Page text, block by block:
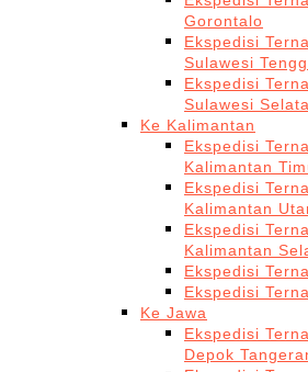
Gorontalo
Ekspedisi
Sulawesi
Ekspedisi
Sulawesi
Ke Kalimantan
Ekspedisi
Kalimantan
Ekspedisi
Kalimantan
Ekspedisi
Kalimantan
Ekspedisi
Ekspedisi
Ke Jawa
Ekspedisi
Depok